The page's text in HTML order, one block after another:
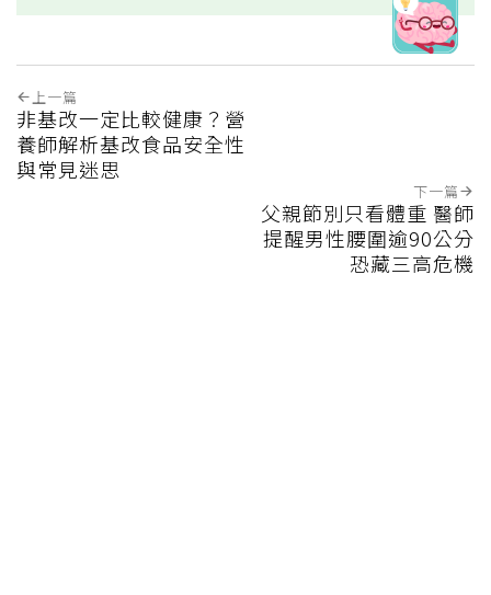
上一篇
非基改一定比較健康？營
養師解析基改食品安全性
與常見迷思
下一篇
父親節別只看體重 醫師
提醒男性腰圍逾90公分
恐藏三高危機